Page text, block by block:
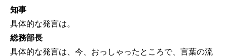
知事
具体的な発言は。
総務部長
具体的な発言は、今、おっしゃったところで、言葉の流